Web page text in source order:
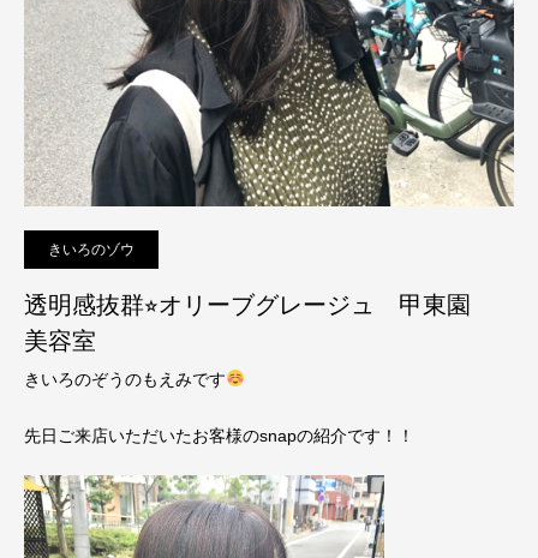
きいろのゾウ
透明感抜群⭐︎オリーブグレージュ 甲東園
美容室
きいろのぞうのもえみです
先日ご来店いただいたお客様のsnapの紹介です！！